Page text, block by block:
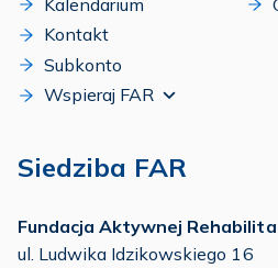
Kontakt
Subkonto
Wspieraj FAR
Siedziba FAR
Fundacja Aktywnej
ul. Ludwika Idzikowskiego 16